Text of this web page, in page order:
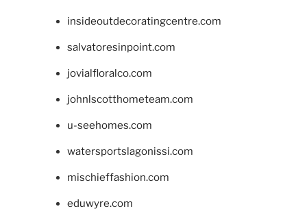
insideoutdecoratingcentre.com
salvatoresinpoint.com
jovialfloralco.com
johnlscotthometeam.com
u-seehomes.com
watersportslagonissi.com
mischieffashion.com
eduwyre.com